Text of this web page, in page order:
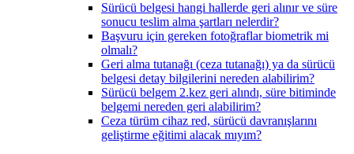
Sürücü belgesi hangi hallerde geri alınır ve süre
sonucu teslim alma şartları nelerdir?
Başvuru için gereken fotoğraflar biometrik mi
olmalı?
Geri alma tutanağı (ceza tutanağı) ya da sürücü
belgesi detay bilgilerini nereden alabilirim?
Sürücü belgem 2.kez geri alındı, süre bitiminde
belgemi nereden geri alabilirim?
Ceza türüm cihaz red, sürücü davranışlarını
geliştirme eğitimi alacak mıyım?